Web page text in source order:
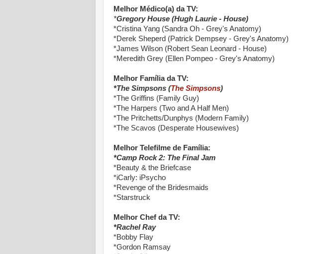
Melhor Médico(a) da TV:
*Gregory House (Hugh Laurie - House)
*Cristina Yang (Sandra Oh - Grey's Anatomy)
*Derek Sheperd (Patrick Dempsey - Grey's Anatomy)
*James Wilson (Robert Sean Leonard - House)
*Meredith Grey (Ellen Pompeo - Grey's Anatomy)
Melhor Família da TV:
*The Simpsons (The Simpsons)
*The Griffins (Family Guy)
*The Harpers (Two and A Half Men)
*The Pritchetts/Dunphys (Modern Family)
*The Scavos (Desperate Housewives)
Melhor Telefilme de Família:
*Camp Rock 2: The Final Jam
*Beauty & the Briefcase
*iCarly: iPsycho
*Revenge of the Bridesmaids
*Starstruck
Melhor Chef da TV:
*Rachel Ray
*Bobby Flay
*Gordon Ramsay